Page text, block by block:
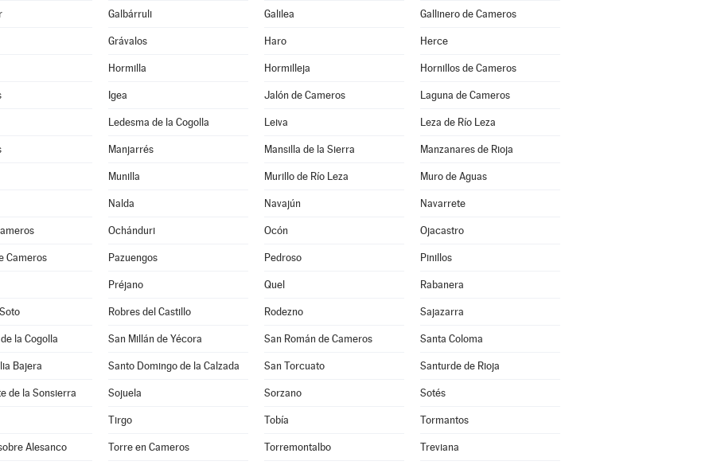
Galbárruli Galilea Gallinero de Cameros
Grávalos Haro Herce
Hormilla Hormilleja Hornillos de Cameros
Igea Jalón de Cameros Laguna de Cameros
Ledesma de la Cogolla Leiva Leza de Río Leza
Manjarrés Mansilla de la Sierra Manzanares de Rioja
Munilla Murillo de Río Leza Muro de Aguas
Nalda Navajún Navarrete
Ochánduri Ocón Ojacastro
Cameros Pazuengos Pedroso Pinillos
Préjano Quel Rabanera
Robres del Castillo Rodezno Sajazarra
la Cogolla San Millán de Yécora San Román de Cameros Santa Coloma
Bajera Santo Domingo de la Calzada San Torcuato Santurde de Rioja
de la Sonsierra Sojuela Sorzano Sotés
Tirgo Tobía Tormantos
Alesanco Torre en Cameros Torremontalbo Treviana